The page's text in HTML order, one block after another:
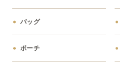
バッグ
ポーチ